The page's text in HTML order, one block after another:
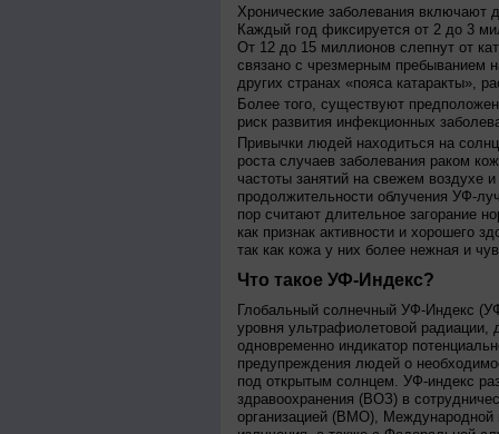
Хронические заболевания включают
Каждый год фиксируется от 2 до 3
От 12 до 15 миллионов слепнут от
связано с чрезмерным пребыванием
других странах «пояса катаракты»,
Более того, существуют
риск развития инфекционных
Привычки людей находиться на
роста случаев заболевания раком
частоты занятий на свежем воздухе
продолжительности облучения УФ-
пор считают длительное загорание
как признак активности и хорошего
так как кожа у них более нежная и
Что такое УФ-Индекс?
Глобальный солнечный УФ-Индекс
уровня ультрафиолетовой
одновременно индикатор
предупреждения людей о
под открытым солнцем. УФ-индекс
здравоохранения (ВОЗ) в
организацией (ВМО), Международной